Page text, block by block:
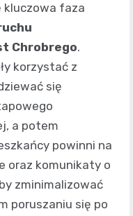
kluczowa faza
Chrobrego.
korzystać z
się
a potem
powinni na
oraz komunikaty o
zminimalizować
poruszaniu się po